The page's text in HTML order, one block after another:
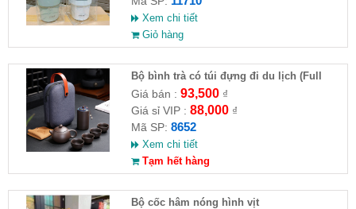
Xem chi tiết
Giỏ hàng
Bộ bình trà có túi đựng đi du lịch (Full
VAT )
Giá bán : 93,500₫
Giá sỉ VIP : 88,000₫
Mã SP: 8652
Xem chi tiết
Tạm hết hàng
Bộ cốc hâm nóng hình vịt